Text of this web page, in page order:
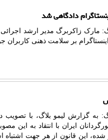
دادگاهی شد
مارک زاکربرگ مدیر ارشد اجرائی
اینستاگرام بر سلامت ذهنی کاربران
ایران با انتقاد به
شده، این قانون از هر جهت